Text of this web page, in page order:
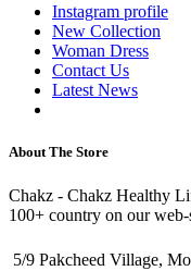
Instagram profile
New Collection
Woman Dress
Contact Us
Latest News
About The Store
Chakz - Chakz Healthy
100+ country on our web-
5/9 Pakcheed Village,